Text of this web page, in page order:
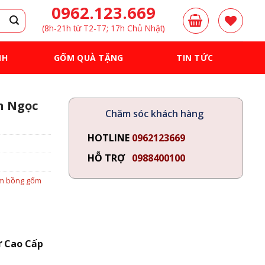
0962.123.669
(8h-21h từ T2-T7; 17h Chủ Nhật)
GỐM QUÀ TẶNG TIN TỨC
Ngọc
bồng gốm
Cấp
Chăm sóc khách hàng
HOTLINE 0962123669
HỖ TRỢ 0988400100